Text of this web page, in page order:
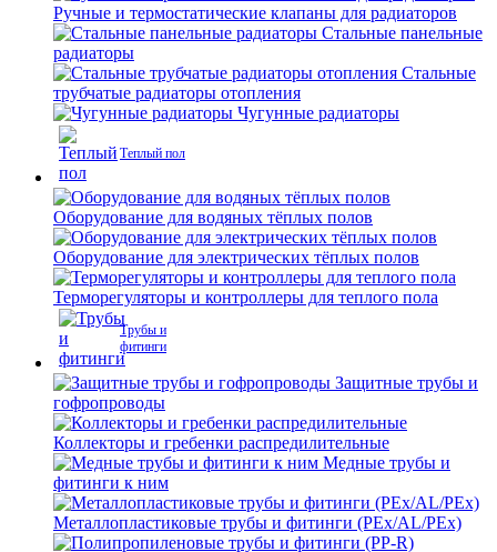
Ручные и термостатические клапаны для радиаторов
Стальные панельные
радиаторы
Стальные
трубчатые радиаторы отопления
Чугунные радиаторы
Теплый пол
Оборудование для водяных тёплых полов
Оборудование для электрических тёплых полов
Терморегуляторы и контроллеры для теплого пола
Трубы и
фитинги
Защитные трубы и
гофропроводы
Коллекторы и гребенки распредилительные
Медные трубы и
фитинги к ним
Металлопластиковые трубы и фитинги (PEx/AL/PEx)